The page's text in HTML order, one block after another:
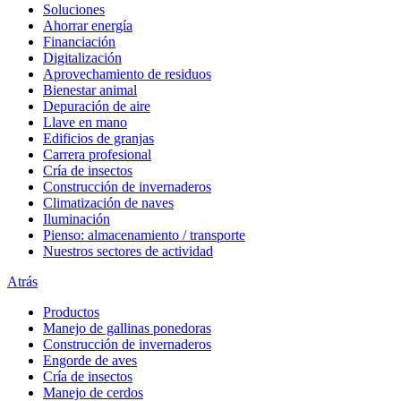
Soluciones
Ahorrar energía
Financiación
Digitalización
Aprovechamiento de residuos
Bienestar animal
Depuración de aire
Llave en mano
Edificios de granjas
Carrera profesional
Cría de insectos
Construcción de invernaderos
Climatización de naves
Iluminación
Pienso: almacenamiento / transporte
Nuestros sectores de actividad
Atrás
Productos
Manejo de gallinas ponedoras
Construcción de invernaderos
Engorde de aves
Cría de insectos
Manejo de cerdos